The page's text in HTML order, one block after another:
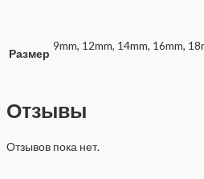
Размер
9mm, 12mm, 14mm, 16mm,
Отзывы
Отзывов пока нет.